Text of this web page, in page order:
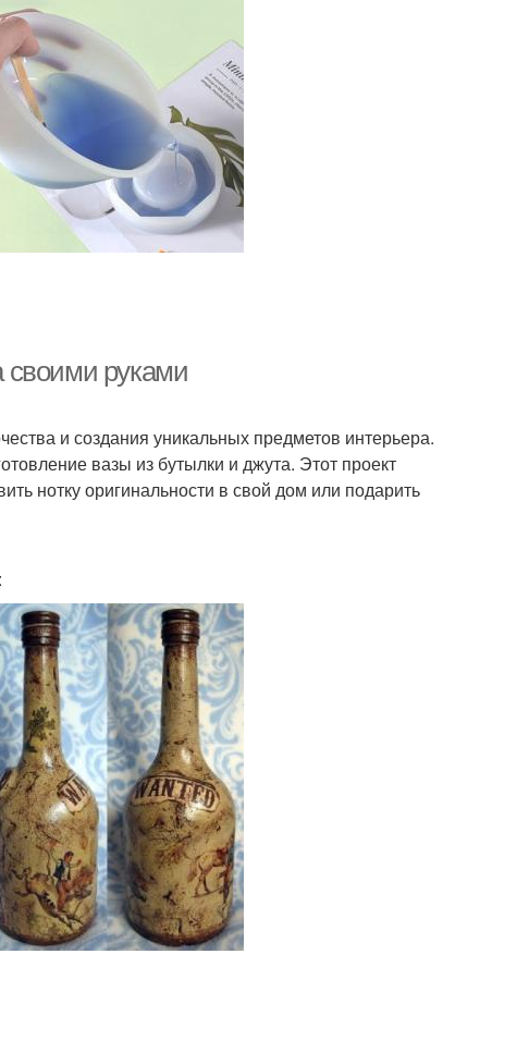
своими руками
и создания уникальных предметов интерьера.
вазы из бутылки и джута. Этот проект
нотку оригинальности в свой дом или подарить